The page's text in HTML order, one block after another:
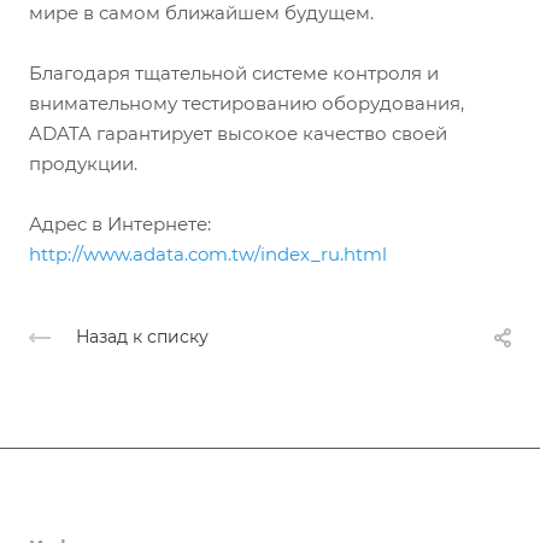
мире в самом ближайшем будущем.
Благодаря тщательной системе контроля и
внимательному тестированию оборудования,
ADATA гарантирует высокое качество своей
продукции.
Адрес в Интернете:
http://www.adata.com.tw/index_ru.html
Назад к списку